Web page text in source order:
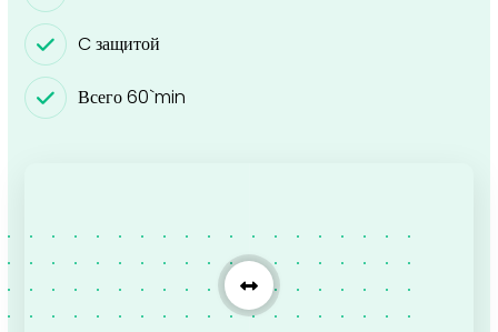
C защитой
Всего 60`min